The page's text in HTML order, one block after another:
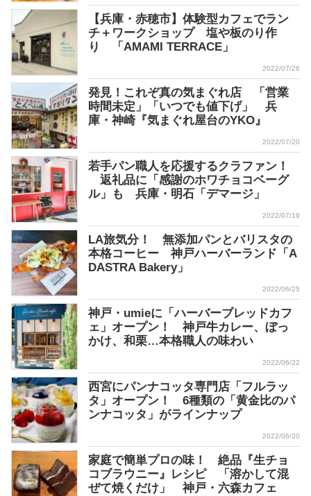
【兵庫・赤穂市】体験型カフェでラン
チ＋ワークショップ 塩や板のり作
り 「AMAMI TERRACE」
2022/07/26
発見！これぞ真の気まぐれ店 「営業
時間未定」「いつでも値下げ」 兵
庫・神崎『気まぐれ屋台のYKO』
2022/07/20
若手パン職人を応援するクラファン！
返礼品に「感謝のホワチョコベーグ
ル」も 兵庫・明石「デマージ」
2022/07/19
LA旅気分！ 無添加パンとバリスタの
本格コーヒー 神戸ハーバーランド「A
DASTRA Bakery」
2022/06/25
神戸・umieに「ハーバーブレッドカフ
ェ」オープン！ 神戸牛カレー、ぼっ
かけ、和栗…本格職人の味わい
2022/06/22
西宮にパンナコッタ専門店「フルラッ
タ」オープン！ 6種類の「黄金比のパ
ンナコッタ」がラインナップ
2022/06/20
家庭で簡単プロの味！ 絶品『生チョ
コブラウニー』レシピ 「溶かして混
ぜて焼くだけ」 神戸・六森カフェ